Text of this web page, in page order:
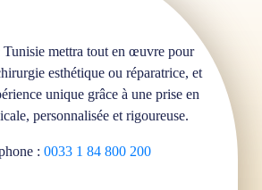
mettra tout en œuvre pour
esthétique ou réparatrice, et
unique grâce à une prise en
personnalisée et rigoureuse.
: 0033 1 84 800 200